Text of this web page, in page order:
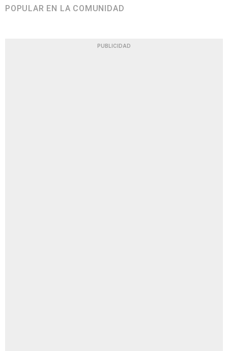
POPULAR EN LA COMUNIDAD
PUBLICIDAD